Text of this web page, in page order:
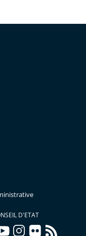
D'ETAT
instagram
flickr rss